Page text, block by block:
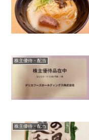
株主優待・配当
株主優待・配当